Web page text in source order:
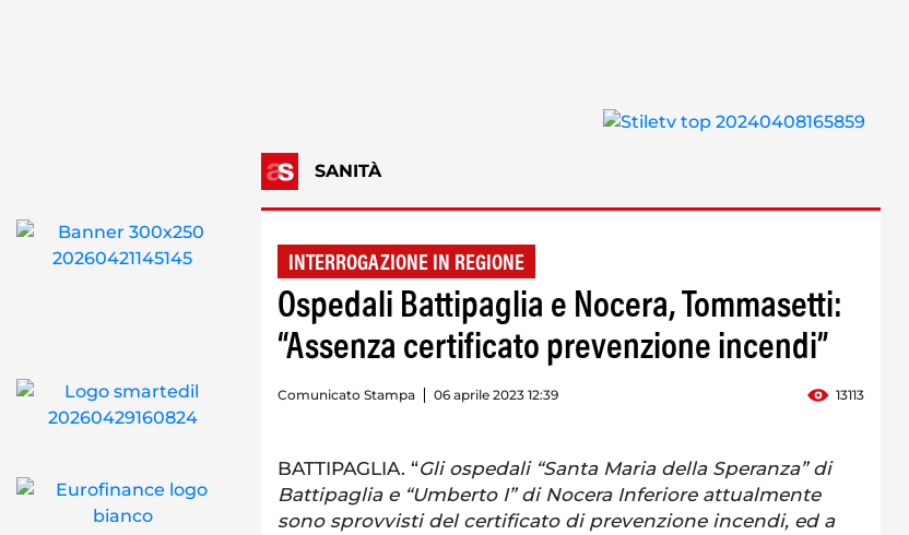
SANITÀ
INTERROGAZIONE IN REGIONE
Ospedali Battipaglia e Nocera, Tommasetti:
“Assenza certificato prevenzione incendi”
Comunicato Stampa 06 aprile 2023 12:39 13113
BATTIPAGLIA. “Gli ospedali “Santa Maria della Speranza” di
Battipaglia e “Umberto I” di Nocera Inferiore attualmente
sono sprovvisti del certificato di prevenzione incendi, ed a